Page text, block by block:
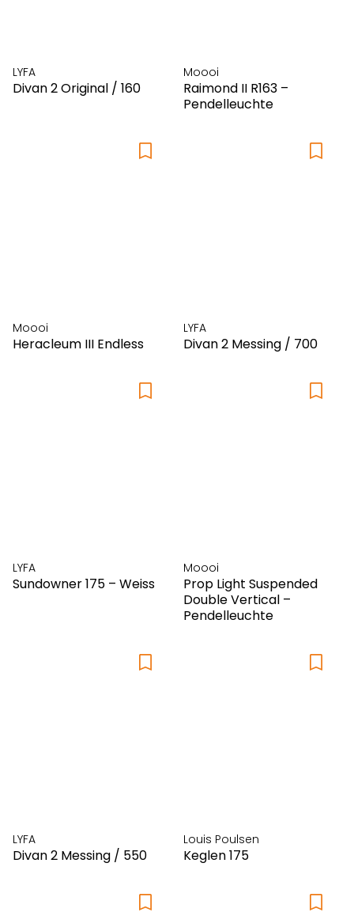
LYFA
Divan 2 Original / 160
Moooi
Raimond II R163 –
Pendelleuchte
Moooi
Heracleum III Endless
LYFA
Divan 2 Messing / 700
LYFA
Sundowner 175 – Weiss
Moooi
Prop Light Suspended
Double Vertical –
Pendelleuchte
LYFA
Divan 2 Messing / 550
Louis Poulsen
Keglen 175